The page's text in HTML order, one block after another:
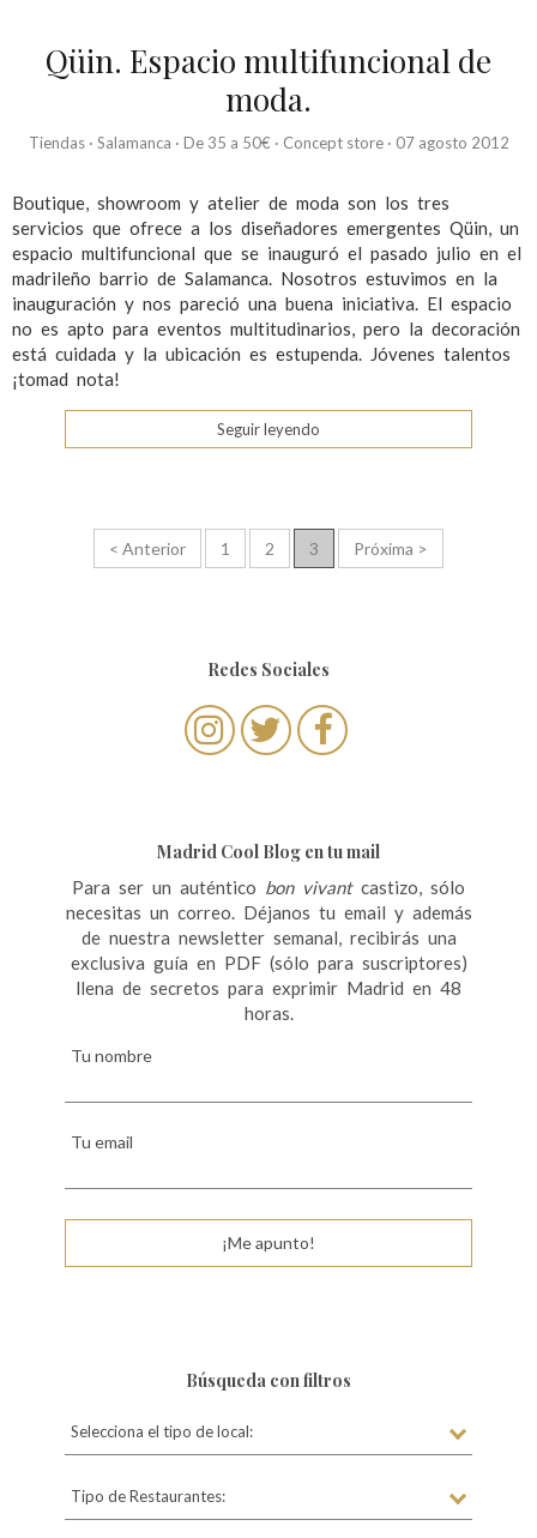
Qüin. Espacio multifuncional de
moda.
Tiendas· Salamanca · De 35 a 50€ · Concept store· 07 agosto 2012
Boutique, showroom y atelier de moda son los tres
servicios que ofrece a los diseñadores emergentes Qüin, un
espacio multifuncional que se inauguró el pasado julio en el
madrileño barrio de Salamanca. Nosotros estuvimos en la
inauguración y nos pareció una buena iniciativa. El espacio
no es apto para eventos multitudinarios, pero la decoración
está cuidada y la ubicación es estupenda. Jóvenes talentos
¡tomad nota!
Seguir leyendo
< Anterior 1 2 3 Próxima >
Redes Sociales
Madrid Cool Blog en tu mail
Para ser un auténtico bon vivantcastizo, sólo
necesitas un correo. Déjanos tu email y además
de nuestra newsletter semanal, recibirás una
exclusiva guía en PDF (sólo para suscriptores)
llena de secretos para exprimir Madrid en 48
horas.
Tu nombre
Tu email
¡Me apunto!
Búsqueda con filtros
Selecciona el tipo de local:
Tipo de Restaurantes: